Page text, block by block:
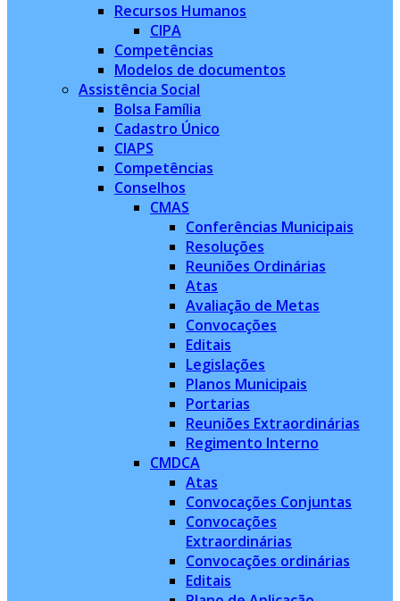
Recursos Humanos
CIPA
Competências
Modelos de documentos
Assistência Social
Bolsa Família
Cadastro Único
CIAPS
Competências
Conselhos
CMAS
Conferências Municipais
Resoluções
Reuniões Ordinárias
Atas
Avaliação de Metas
Convocações
Editais
Legislações
Planos Municipais
Portarias
Reuniões Extraordinárias
Regimento Interno
CMDCA
Atas
Convocações Conjuntas
Convocações
Extraordinárias
Convocações ordinárias
Editais